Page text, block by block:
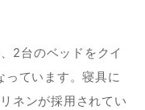
2台のベッドをクイ
っています。寝具に
ネンが採用されてい